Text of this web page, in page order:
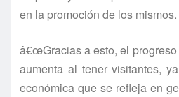
en la promoción de los mismos.
â€œGracias a esto, el
aumenta al tener visitantes,
económica que se refleja en